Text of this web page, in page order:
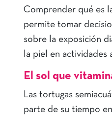
Comprender qué es
permite tomar
sobre la exposición
la piel en actividades
El sol que
Las tortugas
parte de su tiempo